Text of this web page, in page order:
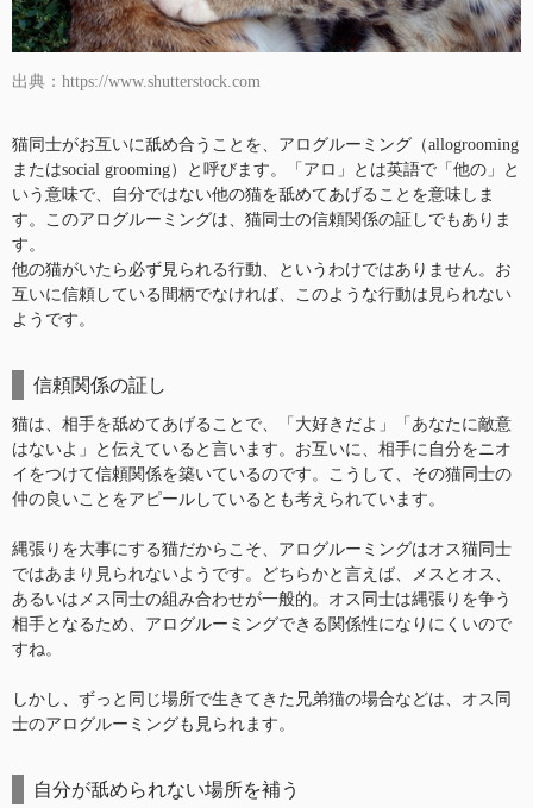
出典：https://www.shutterstock.com
猫同士がお互いに舐め合うことを、アログルーミング（allogrooming
またはsocial grooming）と呼びます。「アロ」とは英語で「他の」と
いう意味で、自分ではない他の猫を舐めてあげることを意味しま
す。このアログルーミングは、猫同士の信頼関係の証しでもありま
す。
他の猫がいたら必ず見られる行動、というわけではありません。お
互いに信頼している間柄でなければ、このような行動は見られない
ようです。
信頼関係の証し
猫は、相手を舐めてあげることで、「大好きだよ」「あなたに敵意
はないよ」と伝えていると言います。お互いに、相手に自分をニオ
イをつけて信頼関係を築いているのです。こうして、その猫同士の
仲の良いことをアピールしているとも考えられています。
縄張りを大事にする猫だからこそ、アログルーミングはオス猫同士
ではあまり見られないようです。どちらかと言えば、メスとオス、
あるいはメス同士の組み合わせが一般的。オス同士は縄張りを争う
相手となるため、アログルーミングできる関係性になりにくいので
すね。
しかし、ずっと同じ場所で生きてきた兄弟猫の場合などは、オス同
士のアログルーミングも見られます。
自分が舐められない場所を補う